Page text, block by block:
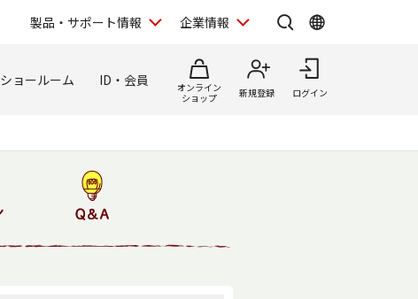
製品・サポート情報 企業情報
ショールーム ID・会員
オンライン
ショップ
新規登録 ログイン